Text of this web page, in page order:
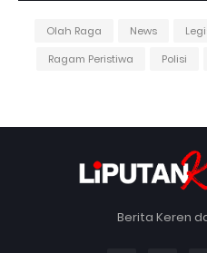
News
Olah Raga
Polisi
Ragam Peristiwa
Berita Keren